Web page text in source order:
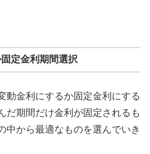
定金利期間選択
動金利にするか固定金利にする
だ期間だけ金利が固定されるも
中から最適なものを選んでいき